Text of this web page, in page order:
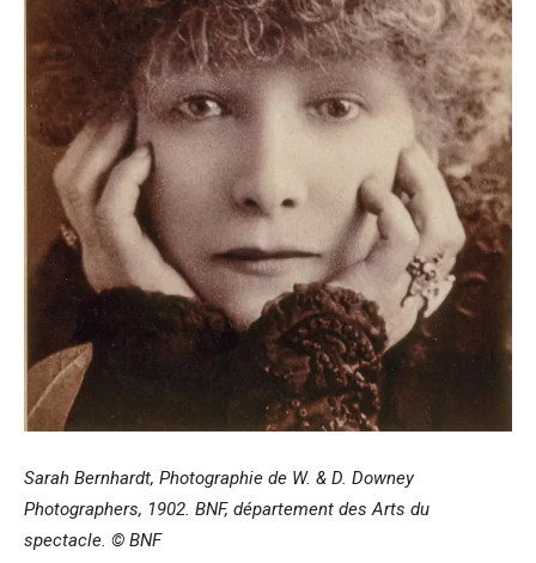
Sarah Bernhardt, Photographie de W. & D. Downey
Photographers, 1902. BNF, département des Arts du
spectacle. © BNF